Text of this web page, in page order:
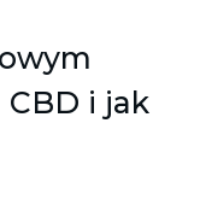
i jak